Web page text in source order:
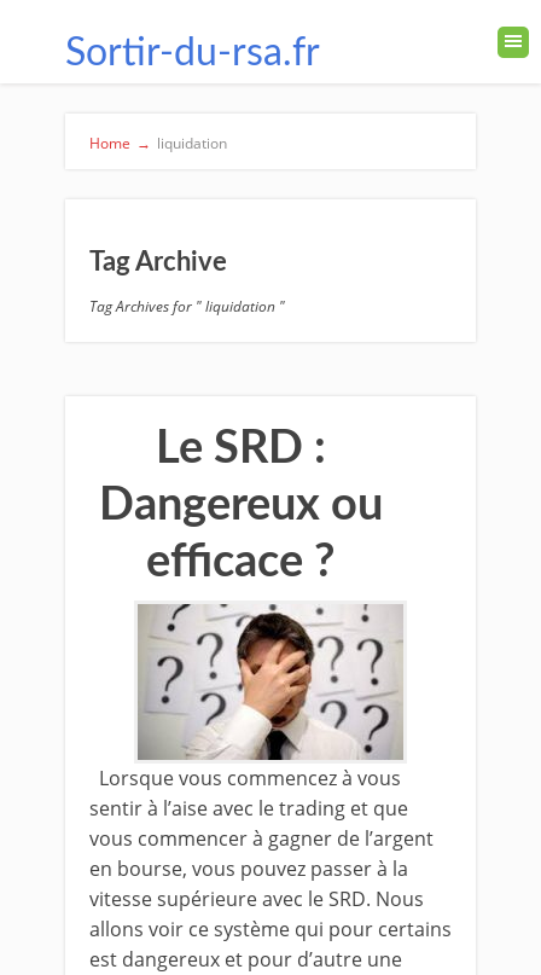
Sortir-du-rsa.fr
Home → liquidation
Tag Archive
Tag Archives for " liquidation "
Le SRD :
Dangereux ou
efficace ?
Lorsque vous commencez à vous
sentir à l’aise avec le trading et que
vous commencer à gagner de l’argent
en bourse, vous pouvez passer à la
vitesse supérieure avec le SRD. Nous
allons voir ce système qui pour certains
est dangereux et pour d’autre une